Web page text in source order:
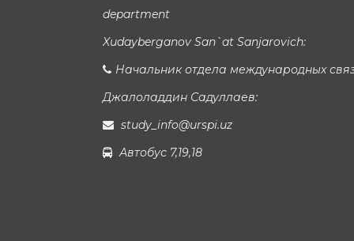
department
Xudayberganov San`at Sanjarovich:
Начальник отдела международных
Джалоладдин Садуллаев:
study_info@urspi.uz
Автобус 7,19,18